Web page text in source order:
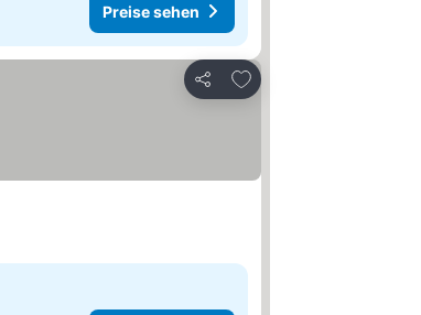
Preise sehen
Teilen
Zu Favoriten hinzufügen